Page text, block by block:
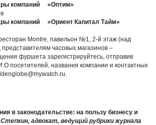
компаний «Оптим»
компаний «Ориент Капитал Тайм»
Montre, павильон №1, 2-й этаж (над
часовых магазинов –
фуршета зарегистрируйтесь, отправив
посетителей, названия компании и контактных
в законодательстве: на пользу бизнесу и
адвокат, ведущий рубрики журнала